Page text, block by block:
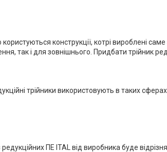
конструкції, котрі вироблені
так і для зовнішнього. Придбати трійник
трійники використовують в таких
ПЕ ITAL від виробника буде